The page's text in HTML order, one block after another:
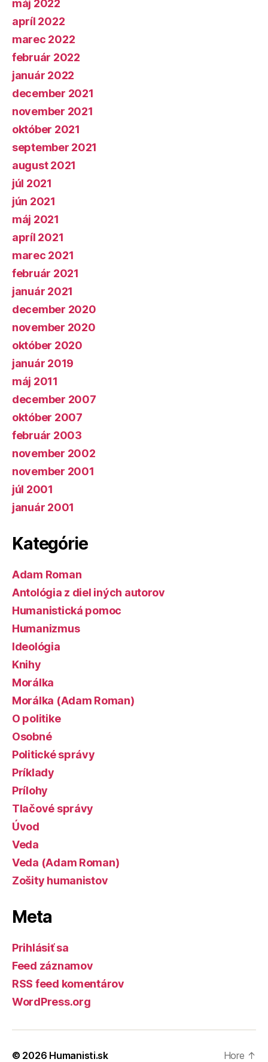
máj 2022
apríl 2022
marec 2022
február 2022
január 2022
december 2021
november 2021
október 2021
september 2021
august 2021
júl 2021
jún 2021
máj 2021
apríl 2021
marec 2021
február 2021
január 2021
december 2020
november 2020
október 2020
január 2019
máj 2011
december 2007
október 2007
február 2003
november 2002
november 2001
júl 2001
január 2001
Kategórie
Adam Roman
Antológia z diel iných autorov
Humanistická pomoc
Humanizmus
Ideológia
Knihy
Morálka
Morálka (Adam Roman)
O politike
Osobné
Politické správy
Príklady
Prílohy
Tlačové správy
Úvod
Veda
Veda (Adam Roman)
Zošity humanistov
Meta
Prihlásiť sa
Feed záznamov
RSS feed komentárov
WordPress.org
© 2026 Humanisti.sk Hore ↑